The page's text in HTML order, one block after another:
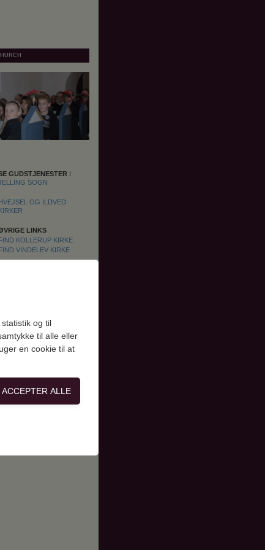
GUDSTJENESTER
SOGN
HVEJSEL OG ILDVED
KIRKER
LINKS
FIND KOLLERUP KIRKE
FIND VINDELEV KIRKE
GRAVSTENSARKIVET
og til
til alle eller
en cookie til at
Fx ved at